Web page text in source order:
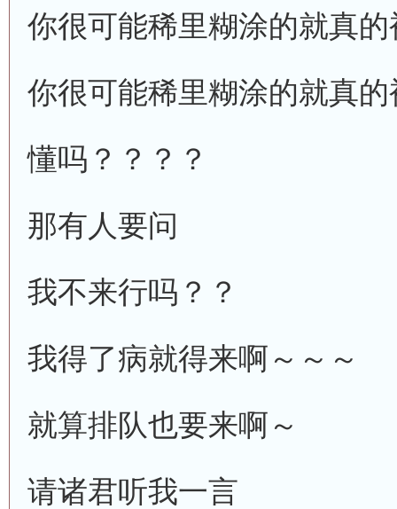
你很可能稀里糊涂的就真
你很可能稀里糊涂的就真
懂吗？？？？
那有人要问
我不来行吗？？
我得了病就得来啊～～～
就算排队也要来啊～
请诸君听我一言